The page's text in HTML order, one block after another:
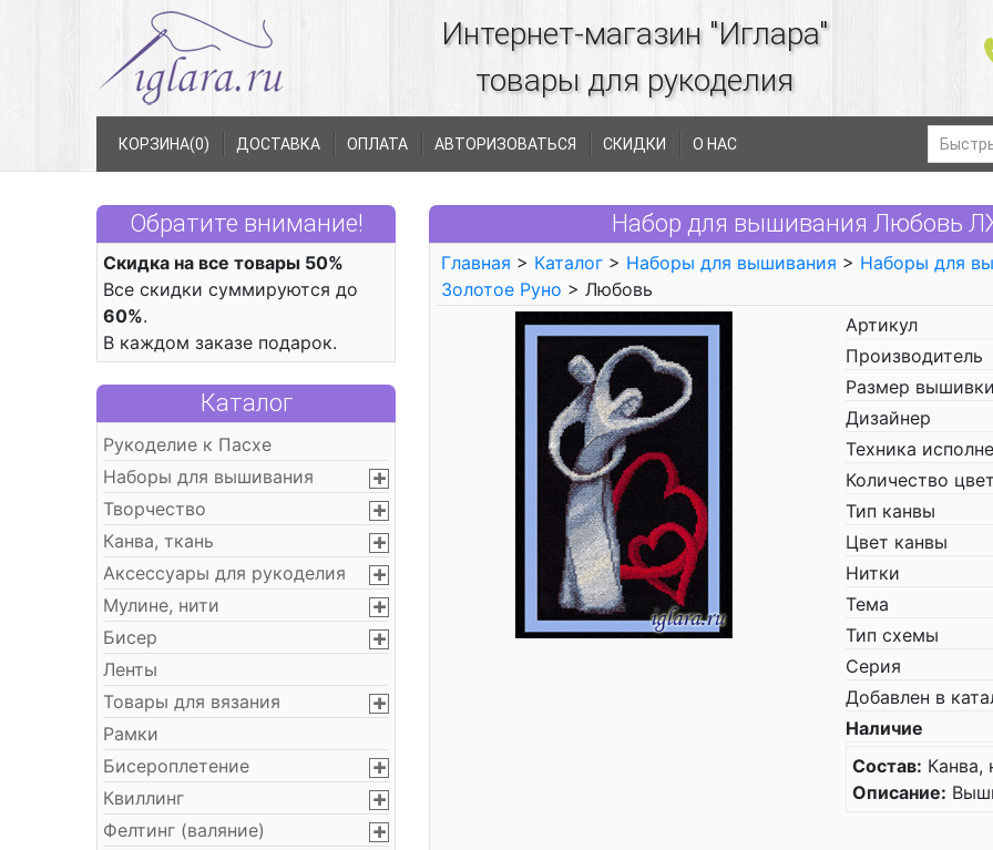
Интернет-магазин "Иглара"
товары для рукоделия
КОРЗИНА(0) ДОСТАВКА ОПЛАТА АВТОРИЗОВАТЬСЯ СКИДКИ О НАС
Обратите внимание!
Скидка на все товары 50%
Все скидки суммируются до
60%.
В каждом заказе подарок.
Каталог
Рукоделие к Пасхе
Наборы для вышивания
Творчество
Канва, ткань
Аксессуары для рукоделия
Мулине, нити
Бисер
Ленты
Товары для вязания
Рамки
Бисероплетение
Квиллинг
Фелтинг (валяние)
Набор для вышивания Любовь
Главная > Каталог > Наборы для вышивания > Наборы для
Золотое Руно > Любовь
Артикул
Производитель
Размер
Дизайнер
Техника
Количество
Тип канвы
Цвет канвы
Нитки
Тема
Тип схемы
Серия
Добавлен в
Наличие
Состав: Канва,
Описание: